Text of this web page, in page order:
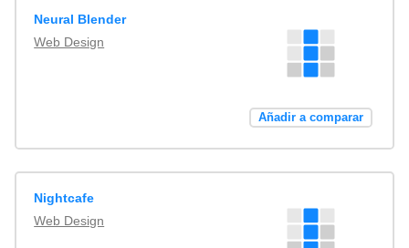
Neural Blender
Web Design
Añadir a comparar
Nightcafe
Web Design